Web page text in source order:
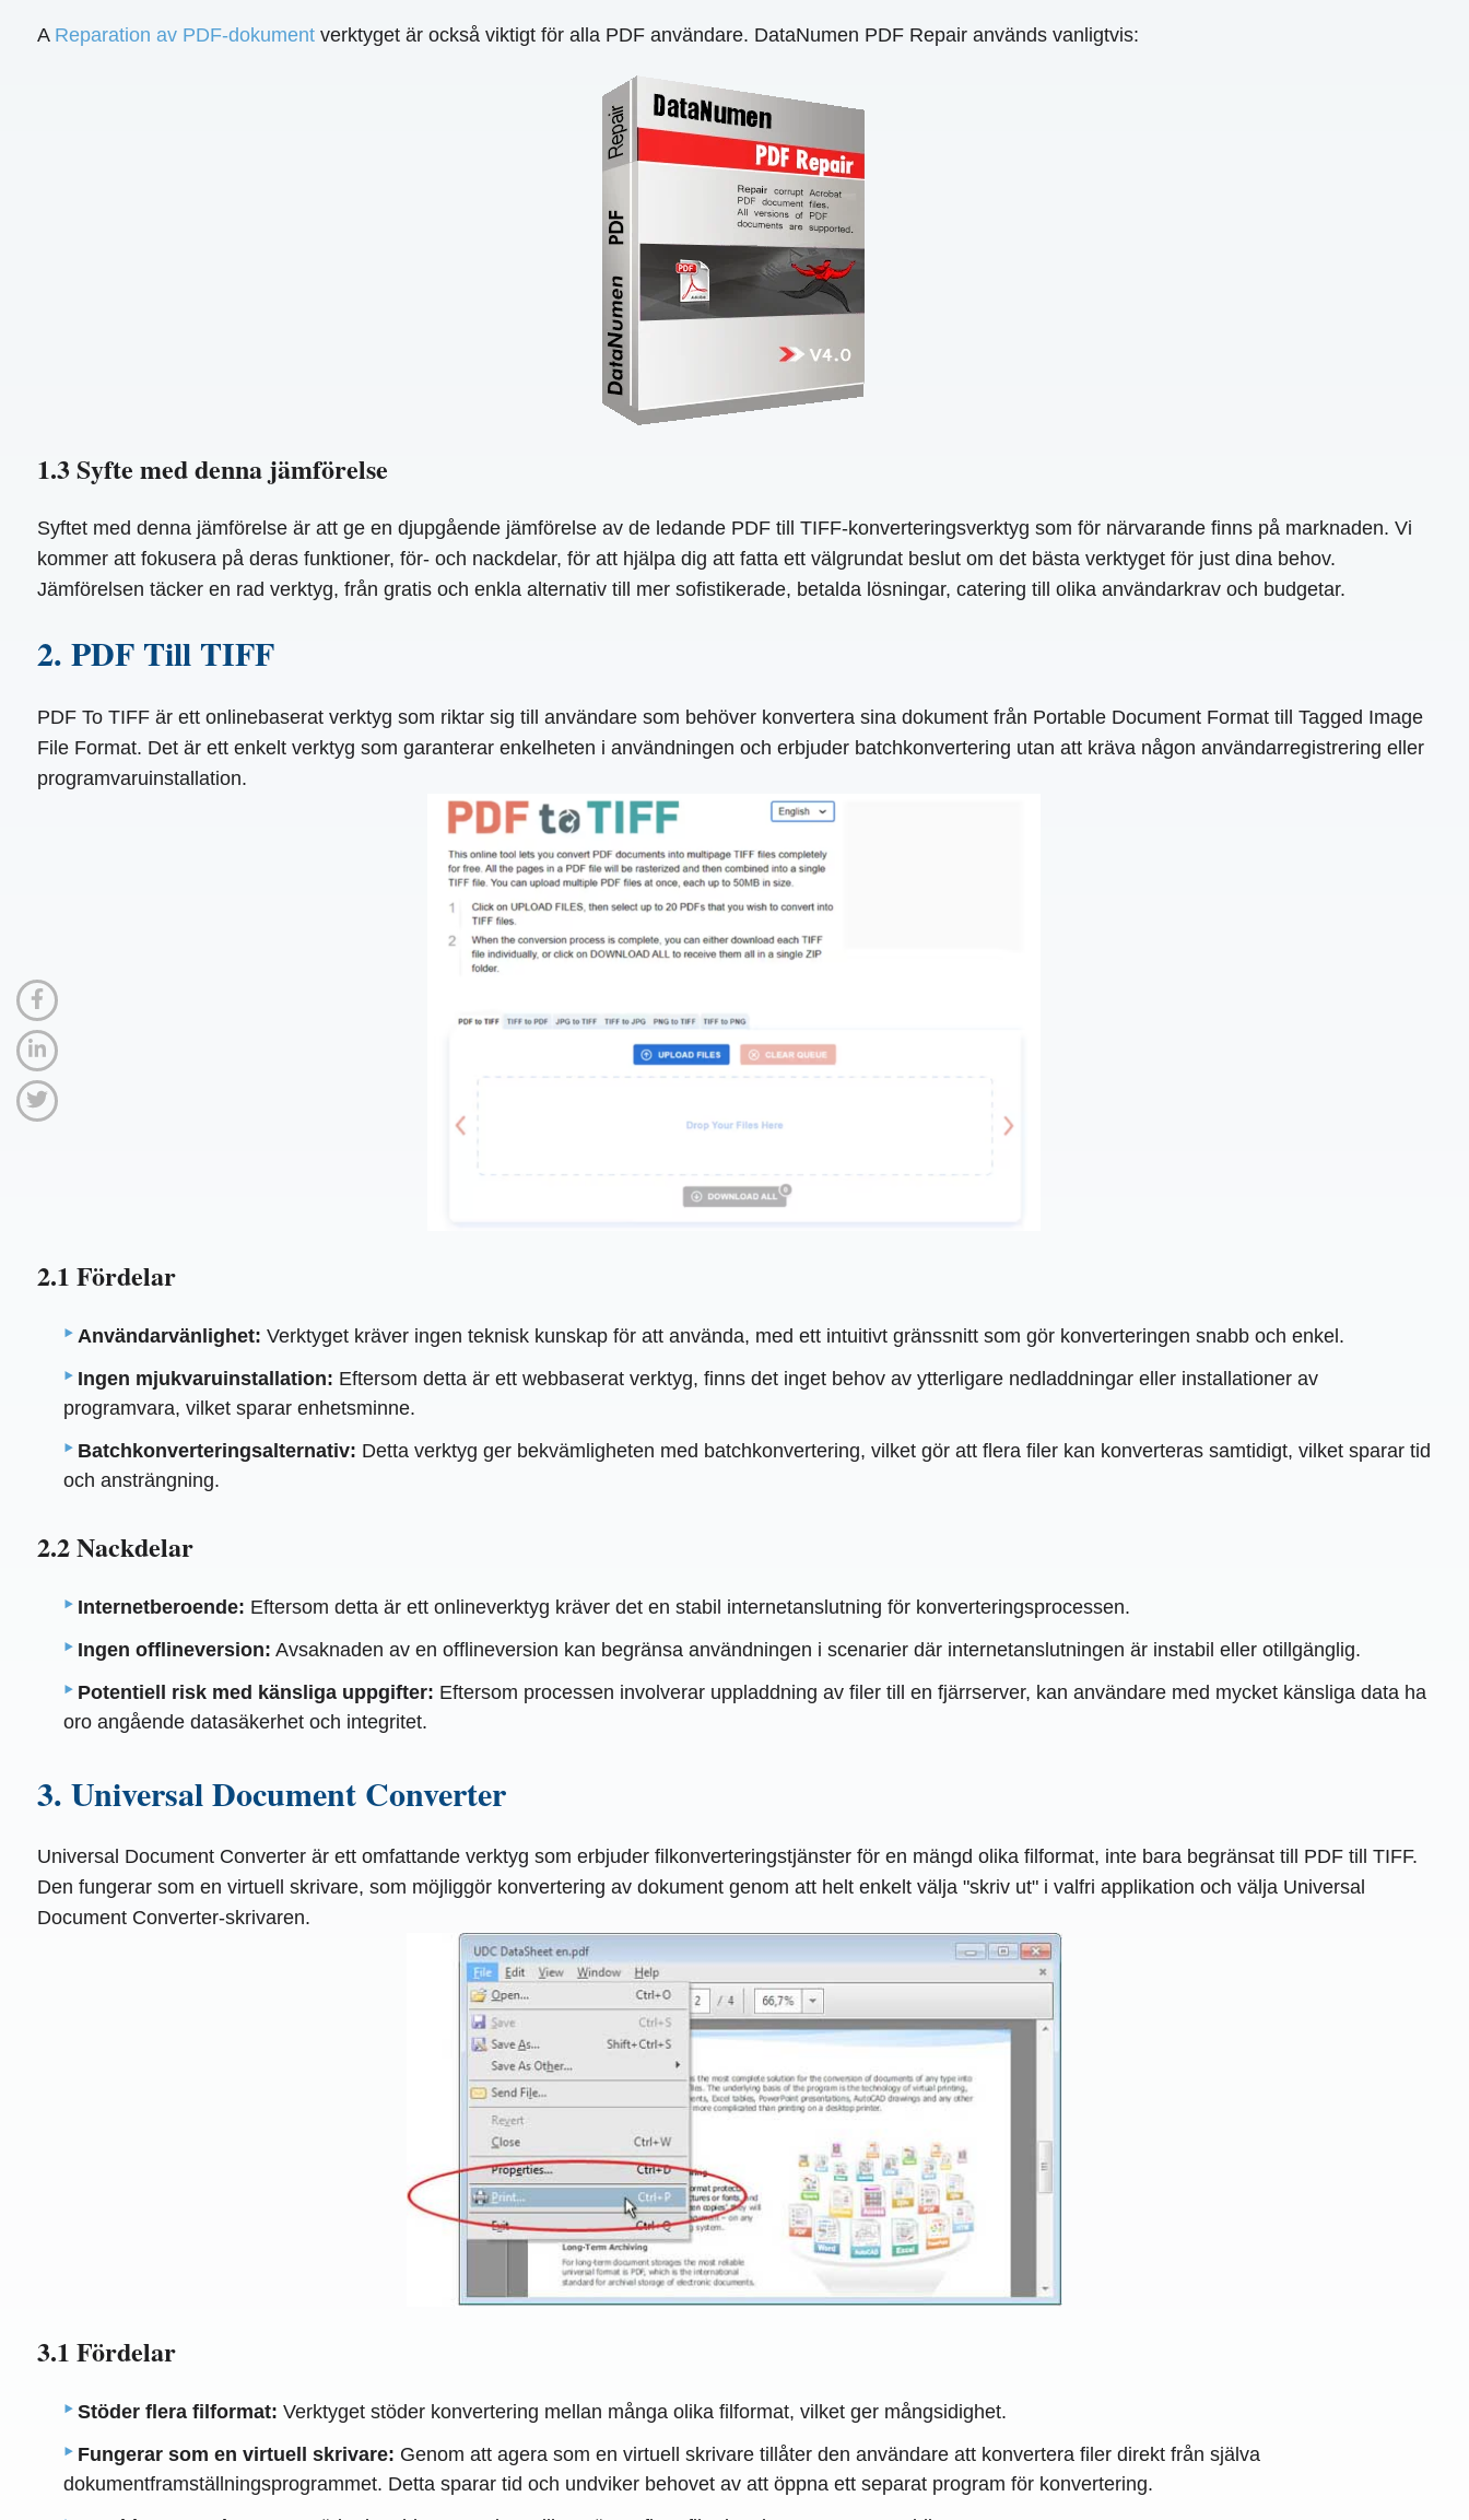
A Reparation av PDF-dokumentverktyget är också viktigt för alla PDF användare. DataNumen PDF Repair används vanligtvis:
1.3 Syfte med denna jämförelse
Syftet med denna jämförelse är att ge en djupgående jämförelse av de ledande PDF till TIFF-konverteringsverktyg som för närvarande finns på marknaden. Vi
kommer att fokusera på deras funktioner, för- och nackdelar, för att hjälpa dig att fatta ett välgrundat beslut om det bästa verktyget för just dina behov.
Jämförelsen täcker en rad verktyg, från gratis och enkla alternativ till mer sofistikerade, betalda lösningar, catering till olika användarkrav och budgetar.
2. PDF Till TIFF
PDF To TIFF är ett onlinebaserat verktyg som riktar sig till användare som behöver konvertera sina dokument från Portable Document Format till Tagged Image
File Format. Det är ett enkelt verktyg som garanterar enkelheten i användningen och erbjuder batchkonvertering utan att kräva någon användarregistrering eller
programvaruinstallation.
2.1 Fördelar
Användarvänlighet: Verktyget kräver ingen teknisk kunskap för att använda, med ett intuitivt gränssnitt som gör konverteringen snabb och enkel.
Ingen mjukvaruinstallation: Eftersom detta är ett webbaserat verktyg, finns det inget behov av ytterligare nedladdningar eller installationer av
programvara, vilket sparar enhetsminne.
Batchkonverteringsalternativ: Detta verktyg ger bekvämligheten med batchkonvertering, vilket gör att flera filer kan konverteras samtidigt, vilket sparar tid
och ansträngning.
2.2 Nackdelar
Internetberoende: Eftersom detta är ett onlineverktyg kräver det en stabil internetanslutning för konverteringsprocessen.
Ingen offlineversion: Avsaknaden av en offlineversion kan begränsa användningen i scenarier där internetanslutningen är instabil eller otillgänglig.
Potentiell risk med känsliga uppgifter: Eftersom processen involverar uppladdning av filer till en fjärrserver, kan användare med mycket känsliga data ha
oro angående datasäkerhet och integritet.
3. Universal Document Converter
Universal Document Converter är ett omfattande verktyg som erbjuder filkonverteringstjänster för en mängd olika filformat, inte bara begränsat till PDF till TIFF.
Den fungerar som en virtuell skrivare, som möjliggör konvertering av dokument genom att helt enkelt välja "skriv ut" i valfri applikation och välja Universal
Document Converter-skrivaren.
3.1 Fördelar
Stöder flera filformat: Verktyget stöder konvertering mellan många olika filformat, vilket ger mångsidighet.
Fungerar som en virtuell skrivare: Genom att agera som en virtuell skrivare tillåter den användare att konvertera filer direkt från själva
dokumentframställningsprogrammet. Detta sparar tid och undviker behovet av att öppna ett separat program för konvertering.